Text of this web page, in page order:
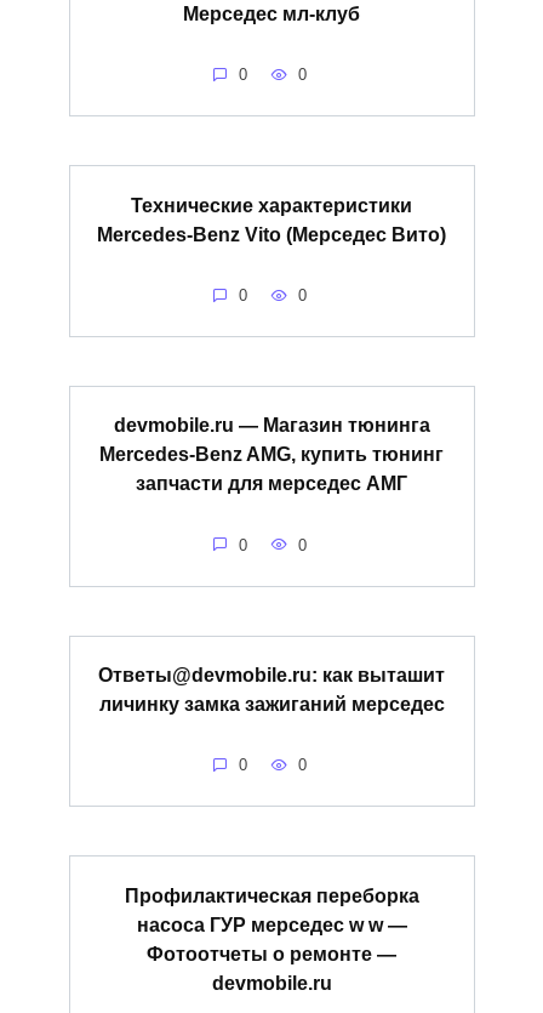
Мерседес мл-клуб
0 0
Технические характеристики
Mercedes-Benz Vito (Мерседес Вито)
0 0
devmobile.ru — Магазин тюнинга
Mercedes-Benz AMG, купить тюнинг
запчасти для мерседес АМГ
0 0
Ответы@devmobile.ru: как выташит
личинку замка зажиганий мерседес
0 0
Профилактическая переборка
насоса ГУР мерседес w w —
Фотоотчеты о ремонте —
devmobile.ru